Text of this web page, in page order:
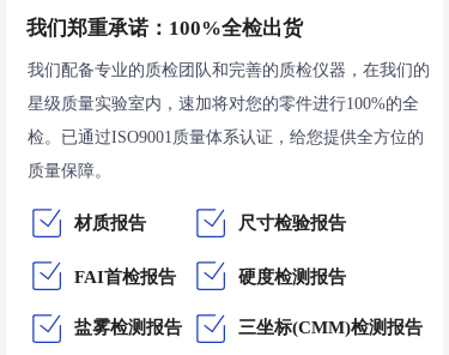
我们郑重承诺：100%全检出货
我们配备专业的质检团队和完善的质检仪器，在我们的
星级质量实验室内，速加将对您的零件进行100%的全
检。已通过ISO9001质量体系认证，给您提供全方位的
质量保障。
材质报告
FAI首检报告
盐雾检测报告
尺寸检验报告
硬度检测报告
三坐标(CMM)检测报告